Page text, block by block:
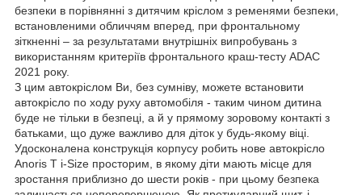
безпеки в порівнянні з дитячим кріслом з ременями безпеки,
встановленими обличчям вперед, при фронтальному
зіткненні – за результатами внутрішніх випробувань з
використанням критеріїв фронтального краш-тесту ADAC
2021 року.
З цим автокріслом Ви, без сумніву, можете встановити
автокрісло по ходу руху автомобіля - таким чином дитина
буде не тільки в безпеці, а й у прямому зоровому контакті з
батьками, що дуже важливо для діток у будь-якому віці.
Удосконалена конструкція корпусу робить нове автокрісло
Anoris T i-Size просторим, в якому діти мають місце для
зростання приблизно до шести років - при цьому безпека